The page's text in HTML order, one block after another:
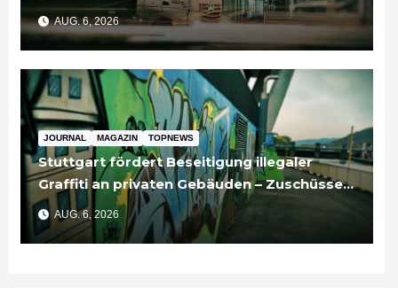
Unternehmen bedeutet
AUG. 6, 2026
JOURNAL MAGAZIN TOPNEWS
Stuttgart fördert Beseitigung illegaler
Graffiti an privaten Gebäuden – Zuschüsse
bis 3.500 Euro
AUG. 6, 2026